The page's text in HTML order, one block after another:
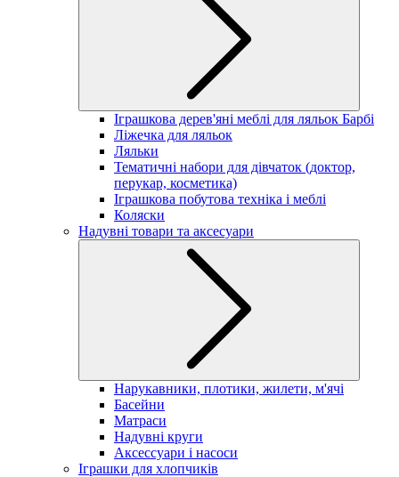
Іграшкова дерев'яні меблі для ляльок Барбі
Ліжечка для ляльок
Ляльки
Тематичні набори для дівчаток (доктор,
перукар, косметика)
Іграшкова побутова техніка і меблі
Коляски
Надувні товари та аксесуари
Нарукавники, плотики, жилети, м'ячі
Басейни
Матраси
Надувні круги
Аксессуари і насоси
Іграшки для хлопчиків